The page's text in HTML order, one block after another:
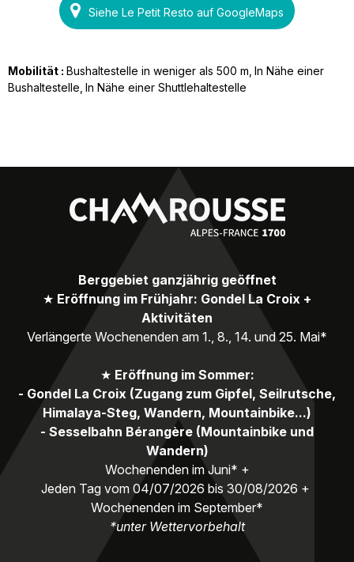
Siehe Le Petit Resto auf GoogleMaps
Mobilität : Bushaltestelle in weniger als 500 m In Nähe einer
Bushaltestelle In Nähe einer Shuttlehaltestelle
Berggebiet ganzjährig geöffnet
★ Eröffnung im Frühjahr: Gondel La Croix +
Aktivitäten
Verlängerte Wochenenden am 1., 8., 14. und 25. Mai*
★ Eröffnung im Sommer:
- Gondel La Croix (Zugang zum Gipfel, Seilrutsche,
Himalaya-Steg, Wandern, Mountainbike...)
- Sesselbahn Bérangère (Mountainbike und
Wandern)
Wochenenden im Juni* +
Jeden Tag vom 04/07/2026 bis 30/08/2026 +
Wochenenden im September*
*unter Wettervorbehalt